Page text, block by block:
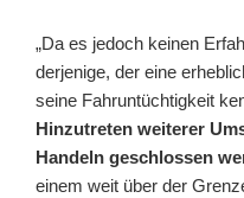
„Da es jedoch keinen
derjenige, der eine
seine Fahruntüchtigkeit
Hinzutreten weiterer
Handeln geschlossen
einem weit über der